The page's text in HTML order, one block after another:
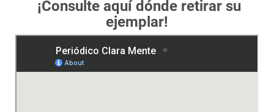
¡Consulte aquí dónde retirar su
ejemplar!